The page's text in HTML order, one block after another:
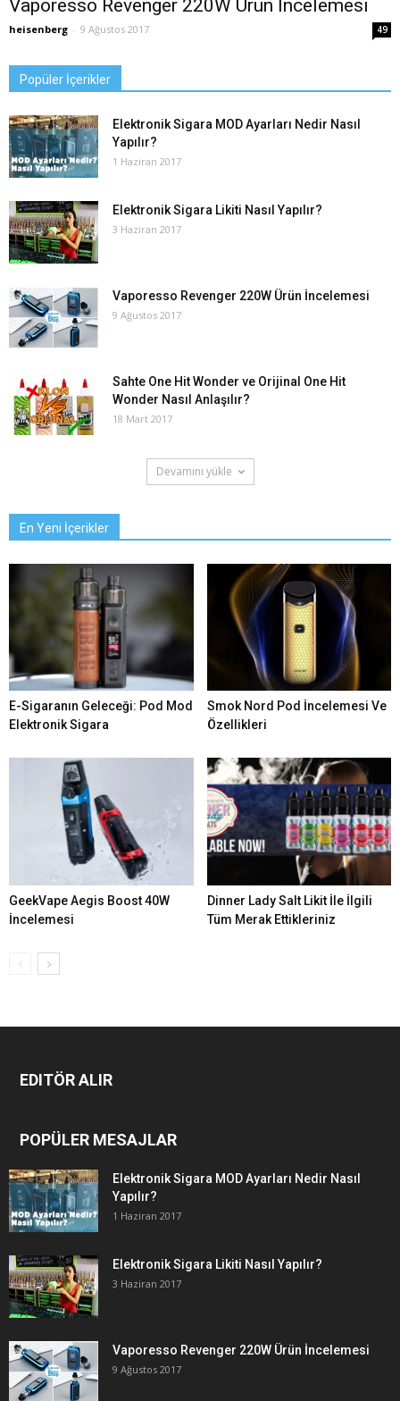
Vaporesso Revenger 220W Ürün İncelemesi
heisenberg - 9 Ağustos 2017 49
Popüler İçerikler
Elektronik Sigara MOD Ayarları Nedir Nasıl
Yapılır?
1 Haziran 2017
Elektronik Sigara Likiti Nasıl Yapılır?
3 Haziran 2017
Vaporesso Revenger 220W Ürün İncelemesi
9 Ağustos 2017
Sahte One Hit Wonder ve Orijinal One Hit
Wonder Nasıl Anlaşılır?
18 Mart 2017
Devamını yükle
En Yeni İçerikler
E-Sigaranın Geleceği: Pod Mod
Elektronik Sigara
Smok Nord Pod İncelemesi Ve
Özellikleri
GeekVape Aegis Boost 40W
İncelemesi
Dinner Lady Salt Likit İle İlgili
Tüm Merak Ettikleriniz
EDITÖR ALIR
POPÜLER MESAJLAR
Elektronik Sigara MOD Ayarları Nedir Nasıl
Yapılır?
1 Haziran 2017
Elektronik Sigara Likiti Nasıl Yapılır?
3 Haziran 2017
Vaporesso Revenger 220W Ürün İncelemesi
9 Ağustos 2017